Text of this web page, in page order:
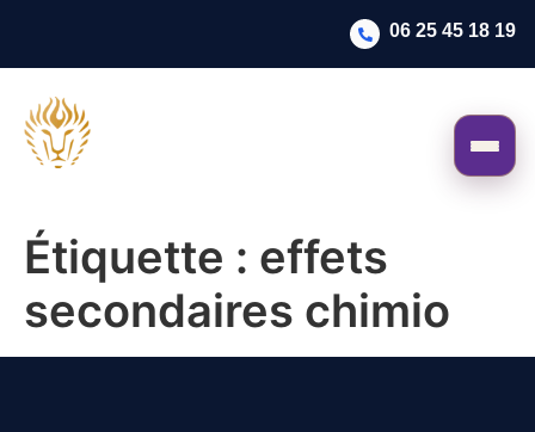
06 25 45 18 19
Étiquette : effets
secondaires chimio